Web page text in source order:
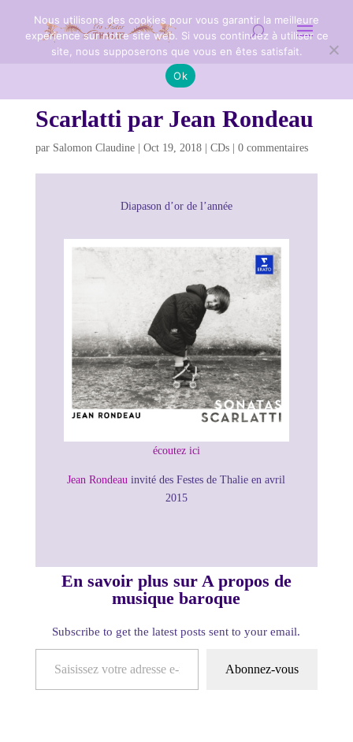
Scarlatti par Jean Rondeau
par Salomon Claudine| Oct 19, 2018| CDs| 0 commentaires
Diapason d’or de l’année
écoutez ici
Jean Rondeau invité des Festes de Thalie en avril
2015
En savoir plus sur A propos de
musique baroque
Subscribe to get the latest posts sent to your email.
Saisissez votre adresse e-mail…
Abonnez-vous
Nous utilisons des cookies pour vous garantir la meilleure
expérience sur notre site web. Si vous continuez à utiliser ce
site, nous supposerons que vous en êtes satisfait.
Ok